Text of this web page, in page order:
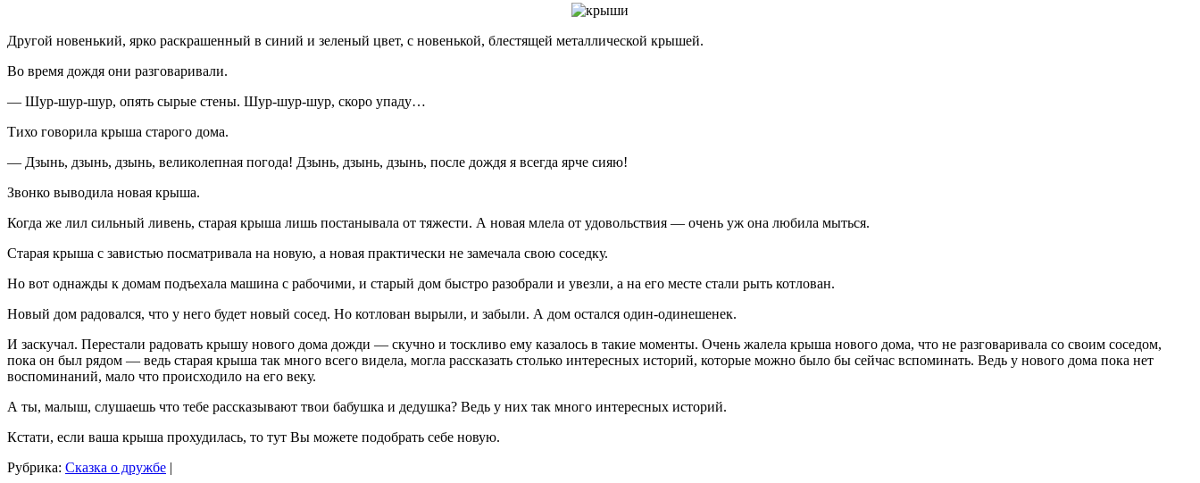
Другой новенький, ярко раскрашенный в синий и зеленый цвет, с новенькой, блестящей металлической крышей.
Во время дождя они разговаривали.
— Шур-шур-шур, опять сырые стены. Шур-шур-шур, скоро упаду…
Тихо говорила крыша старого дома.
— Дзынь, дзынь, дзынь, великолепная погода! Дзынь, дзынь, дзынь, после дождя я всегда ярче сияю!
Звонко выводила новая крыша.
Когда же лил сильный ливень, старая крыша лишь постанывала от тяжести. А новая млела от удовольствия — очень уж она любила мыться.
Старая крыша с завистью посматривала на новую, а новая практически не замечала свою соседку.
Но вот однажды к домам подъехала машина с рабочими, и старый дом быстро разобрали и увезли, а на его месте стали рыть котлован.
Новый дом радовался, что у него будет новый сосед. Но котлован вырыли, и забыли. А дом остался один-одинешенек.
И заскучал. Перестали радовать крышу нового дома дожди — скучно и тоскливо ему казалось в такие моменты. Очень жалела крыша нового дома, что не разговаривала со своим соседом,
пока он был рядом — ведь старая крыша так много всего видела, могла рассказать столько интересных историй, которые можно было бы сейчас вспоминать. Ведь у нового дома пока нет
воспоминаний, мало что происходило на его веку.
А ты, малыш, слушаешь что тебе рассказывают твои бабушка и дедушка? Ведь у них так много интересных историй.
Кстати, если ваша крыша прохудилась, то тут Вы можете подобрать себе новую.
Рубрика: Сказка о дружбе |